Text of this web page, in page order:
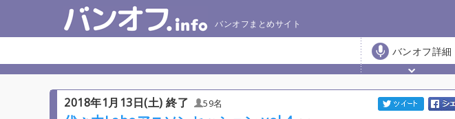
バンオフまとめサイト
バンオフ詳細
2018年1月13日(土) 終了 59名